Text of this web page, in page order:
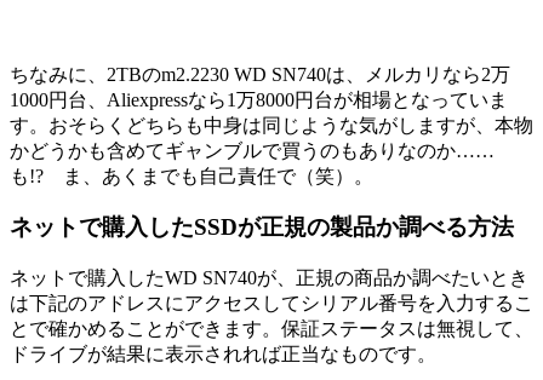
ちなみに、2TBのm2.2230 WD SN740は、メルカリなら2万
1000円台、Aliexpressなら1万8000円台が相場となっていま
す。おそらくどちらも中身は同じような気がしますが、本物
かどうかも含めてギャンブルで買うのもありなのか……
も!? ま、あくまでも自己責任で（笑）。
ネットで購入したSSDが正規の製品か調べる方法
ネットで購入したWD SN740が、正規の商品か調べたいとき
は下記のアドレスにアクセスしてシリアル番号を入力するこ
とで確かめることができます。保証ステータスは無視して、
ドライブが結果に表示されれば正当なものです。